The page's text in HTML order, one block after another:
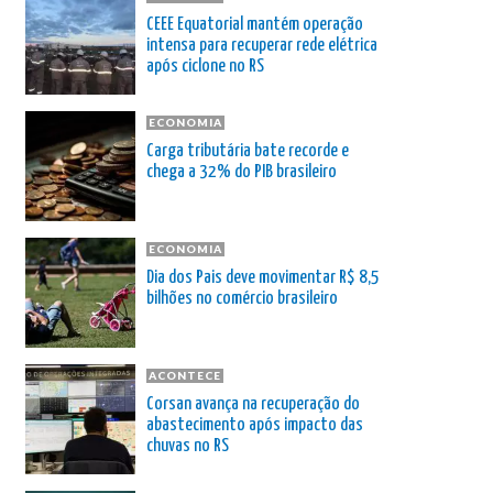
CEEE Equatorial mantém operação
intensa para recuperar rede elétrica
após ciclone no RS
ECONOMIA
Carga tributária bate recorde e
chega a 32% do PIB brasileiro
ECONOMIA
Dia dos Pais deve movimentar R$ 8,5
bilhões no comércio brasileiro
ACONTECE
Corsan avança na recuperação do
abastecimento após impacto das
chuvas no RS